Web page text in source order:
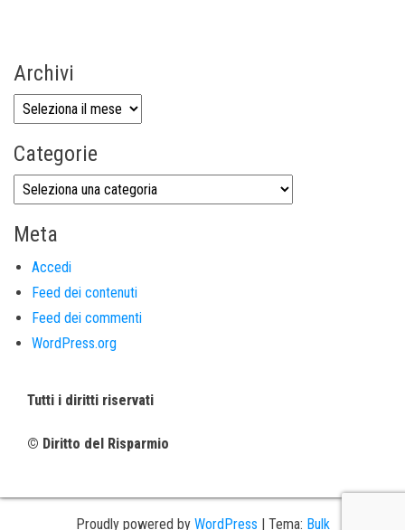
Archivi
Categorie
Meta
Accedi
Feed dei contenuti
Feed dei commenti
WordPress.org
Tutti i diritti riservati
© Diritto del Risparmio
Proudly powered by WordPress | Tema: Bulk